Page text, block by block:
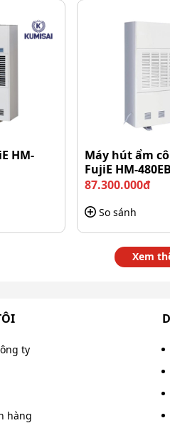
nước sạch và nước bẩn
chịu lực tốt và chống gỉ
tẩy rửa. Nhờ đó, sản phẩm
thọ được tăng lên và giảm
HM-
Máy hút ẩm
FujiE HM-480EB
87.300.000đ
So sánh
Xem
ty
hàng